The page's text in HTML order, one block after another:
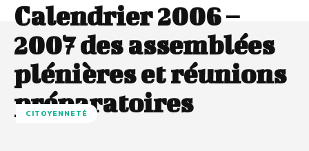
Calendrier 2006 –
2007 des assemblées
plénières et réunions
préparatoires
CITOYENNETÉ